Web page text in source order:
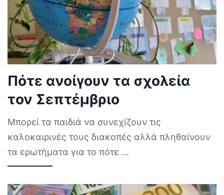
Πότε ανοίγουν τα σχολεία
τον Σεπτέμβριο
Μπορεί τα παιδιά να συνεχίζουν τις
καλοκαιρινές τους διακοπές αλλά πληθαίνουν
τα ερωτήματα για το πότε ...